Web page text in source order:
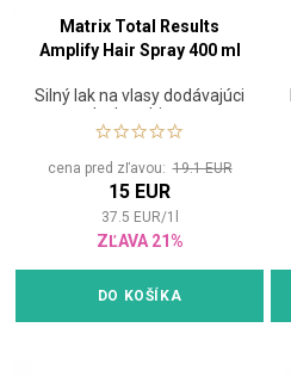
Matrix Total Results
Amplify Hair Spray 400 ml
Silný lak na vlasy dodávajúci
lesk a objem
cena pred zľavou:19.1 EUR
15 EUR
37.5 EUR/1
ZĽAVA 21%
DO KOŠÍKA